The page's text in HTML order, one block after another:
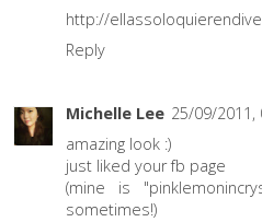
http://
Reply
Michelle Lee 25/09/2011,
amazing look :)
just liked your fb page
(mine is
sometimes!)